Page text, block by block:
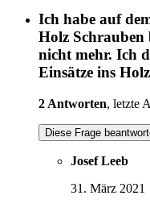
Ich habe auf
Holz Schrauben
nicht mehr. Ich
Einsätze ins
2 Antworten, letzte
Diese Frage
Josef Leeb
31. März 2021